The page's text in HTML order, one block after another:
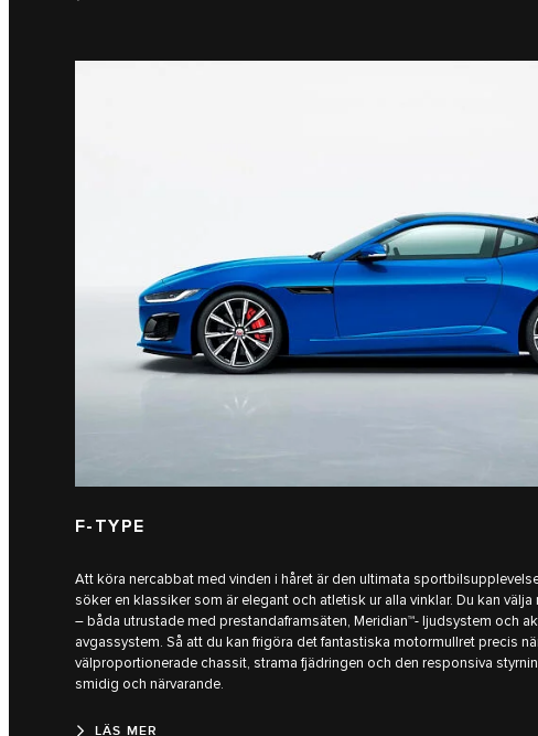
F-TYPE
Att köra nercabbat med vinden i håret är den ultimata
söker en klassiker som är elegant och atletisk ur alla vinklar. Du kan
– båda utrustade med prestandaframsäten, Meridian™- ljudsystem och
avgassystem. Så att du kan frigöra det fantastiska motormullret precis
välproportionerade chassit, strama fjädringen och den responsiva
smidig och närvarande.
LÄS MER